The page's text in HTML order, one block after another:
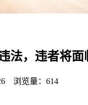
法，违者将面
浏览量： 614